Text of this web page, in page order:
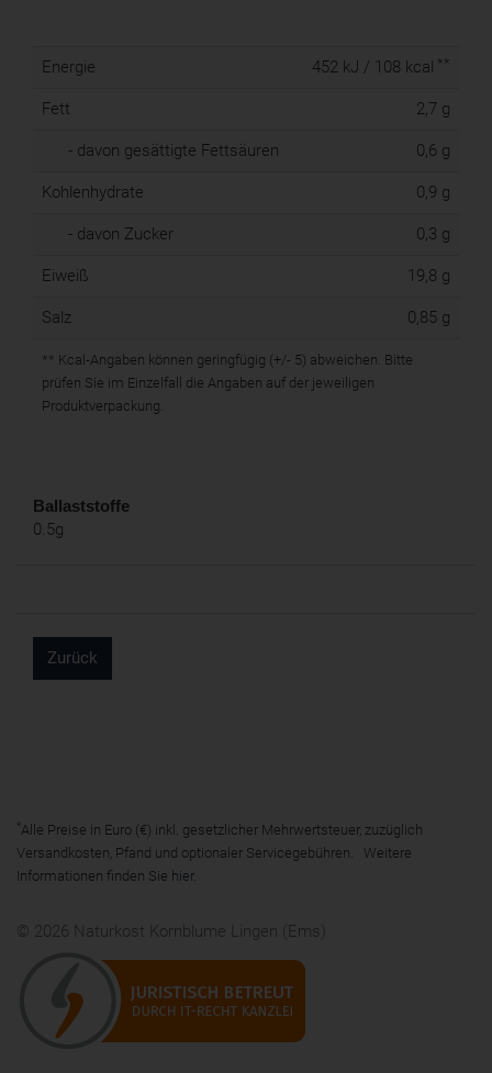
Energie 452 kJ / 108 kcal **
Fett 2,7 g
- davon gesättigte Fettsäuren 0,6 g
Kohlenhydrate 0,9 g
- davon Zucker 0,3 g
Eiweiß 19,8 g
Salz 0,85 g
** Kcal-Angaben können geringfügig (+/- 5) abweichen. Bitte
prüfen Sie im Einzelfall die Angaben auf der jeweiligen
Produktverpackung.
Ballaststoffe
0.5g
Zurück
*Alle Preise in Euro (€) inkl. gesetzlicher Mehrwertsteuer, zuzüglich
Versandkosten, Pfand und optionaler Servicegebühren. Weitere
Informationen finden Sie hier.
© 2026 Naturkost Kornblume Lingen (Ems)